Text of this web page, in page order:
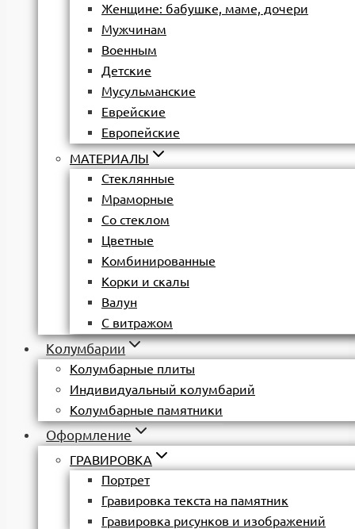
Женщине: бабушке, маме, дочери
Мужчинам
Военным
Детские
Мусульманские
Еврейские
Европейские
МАТЕРИАЛЫ
Стеклянные
Мраморные
Со стеклом
Цветные
Комбинированные
Корки и скалы
Валун
С витражом
Колумбарии
Колумбарные плиты
Индивидуальный колумбарий
Колумбарные памятники
Оформление
ГРАВИРОВКА
Портрет
Гравировка текста на памятник
Гравировка рисунков и изображений